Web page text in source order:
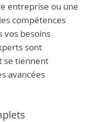
entreprise ou une
compétences
vos besoins
sont
se tiennent
avancées